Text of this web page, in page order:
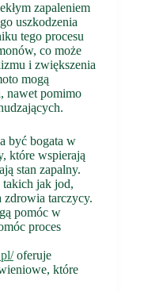
zapaleniem
uszkodzenia
tego procesu
co może
i zwiększenia
mogą
nawet pomimo
być bogata w
które wspierają
stan zapalny.
takich jak jod,
zdrowia tarczycy.
pomóc w
proces
oferuje
które